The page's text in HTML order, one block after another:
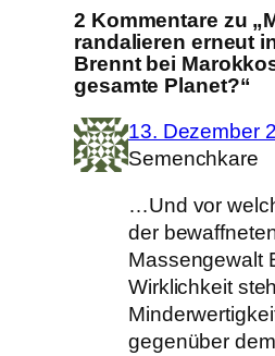
2 Kommentare zu
randalieren erneut
Brennt bei
gesamte Planet?“
13. Dezember
Semenchkare
…Und vor
der
Massengewalt
Wirklichkeit
gegenüber dem